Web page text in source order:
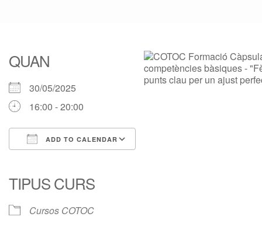
QUAN
30/05/2025
16:00 - 20:00
ADD TO CALENDAR
TIPUS CURS
Cursos COTOC